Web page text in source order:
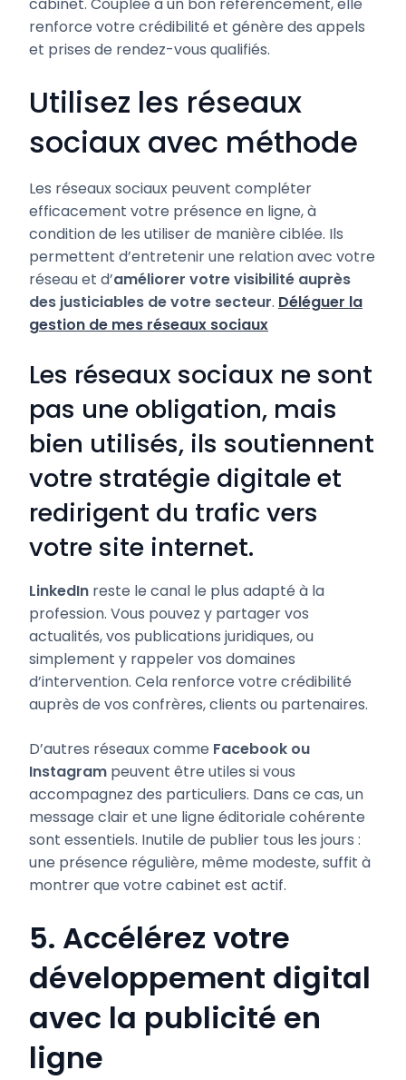
cabinet. Couplée à un bon référencement, elle
renforce votre crédibilité et génère des appels
et prises de rendez-vous qualifiés.
Utilisez les réseaux
sociaux avec méthode
Les réseaux sociaux peuvent compléter
efficacement votre présence en ligne, à
condition de les utiliser de manière ciblée. Ils
permettent d’entretenir une relation avec votre
réseau et d’améliorer votre visibilité auprès
des justiciables de votre secteur. Déléguer la
gestion de mes réseaux sociaux
Les réseaux sociaux ne sont
pas une obligation, mais
bien utilisés, ils soutiennent
votre stratégie digitale et
redirigent du trafic vers
votre site internet.
LinkedIn reste le canal le plus adapté à la
profession. Vous pouvez y partager vos
actualités, vos publications juridiques, ou
simplement y rappeler vos domaines
d’intervention. Cela renforce votre crédibilité
auprès de vos confrères, clients ou partenaires.
D’autres réseaux comme Facebook ou
Instagram peuvent être utiles si vous
accompagnez des particuliers. Dans ce cas, un
message clair et une ligne éditoriale cohérente
sont essentiels. Inutile de publier tous les jours :
une présence régulière, même modeste, suffit à
montrer que votre cabinet est actif.
5. Accélérez votre
développement digital
avec la publicité en
ligne